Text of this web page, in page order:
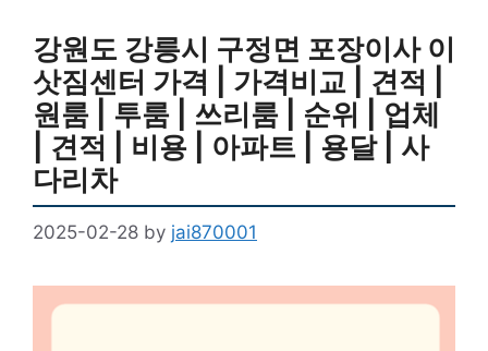
강원도 강릉시 구정면 포장이사 이
삿짐센터 가격 | 가격비교 | 견적 |
원룸 | 투룸 | 쓰리룸 | 순위 | 업체
| 견적 | 비용 | 아파트 | 용달 | 사
다리차
2025-02-28 by jai870001